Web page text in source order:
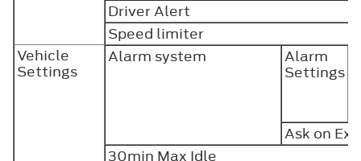
Driver Alert
Speed limiter
Vehicle
Settings
Alarm system
Alarm
Settings
Ask on Exit
30min Max Idle